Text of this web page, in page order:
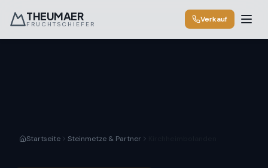
THEUMAER
FRUCHTSCHIEFER
Verkauf
Startseite Steinmetze & Partner